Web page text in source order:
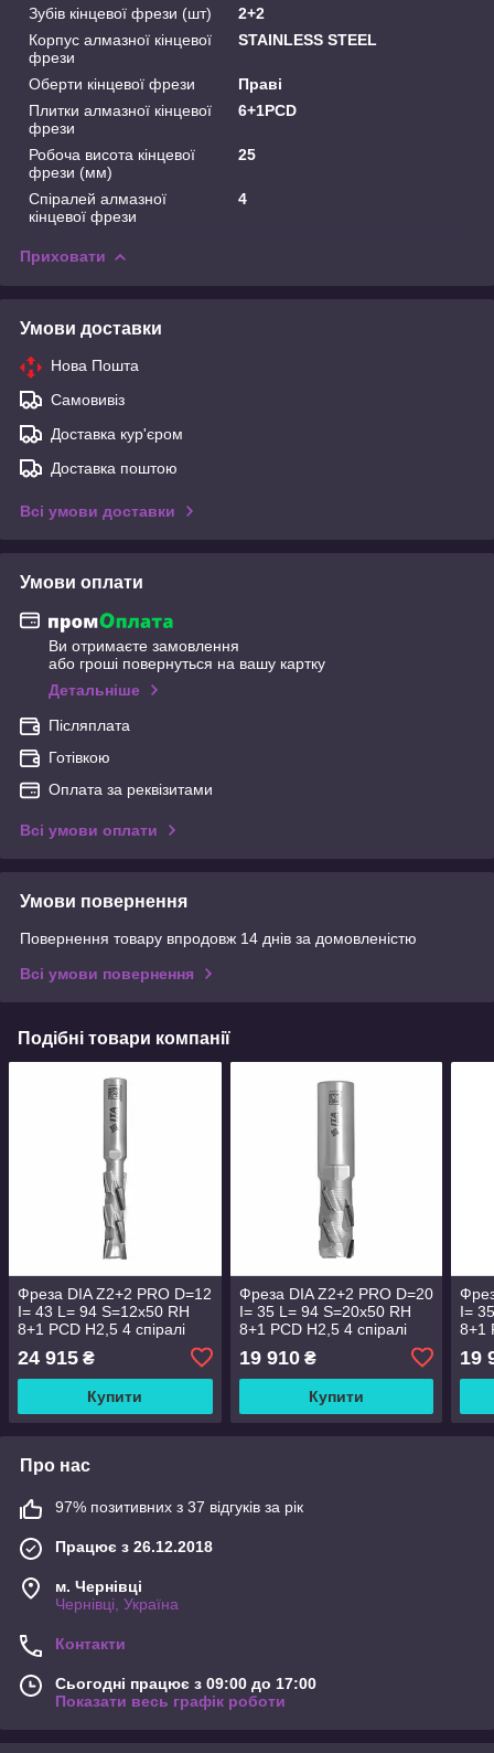
Зубів кінцевої фрези (шт)
2+2
Корпус алмазної кінцевої
фрези
STAINLESS STEEL
Оберти кінцевої фрези
Праві
Плитки алмазної кінцевої
фрези
6+1PCD
Робоча висота кінцевої
фрези (мм)
25
Спіралей алмазної
кінцевої фрези
4
Приховати
Умови доставки
Нова Пошта
Самовивіз
Доставка кур'єром
Доставка поштою
Всі умови доставки
Умови оплати
Ви отримаєте замовлення
або гроші повернуться на вашу картку
Детальніше
Післяплата
Готівкою
Оплата за реквізитами
Всі умови оплати
Умови повернення
Повернення товару впродовж 14 днів за домовленістю
Всі умови повернення
Подібні товари компанії
Фреза DIA Z2+2 PRO D=12
I= 43 L= 94 S=12x50 RH
8+1 PCD H2,5 4 спіралі
24 915 ₴
Купити
Фреза DIA Z2+2 PRO D=20
I= 35 L= 94 S=20x50 RH
8+1 PCD H2,5 4 спіралі
19 910₴
Купити
I=
8+1
19
Про нас
97% позитивних з 37 відгуків за рік
Працює з 26.12.2018
м. Чернівці
Чернівці, Україна
Контакти
Сьогодні працює з 09:00 до 17:00
Показати весь графік роботи